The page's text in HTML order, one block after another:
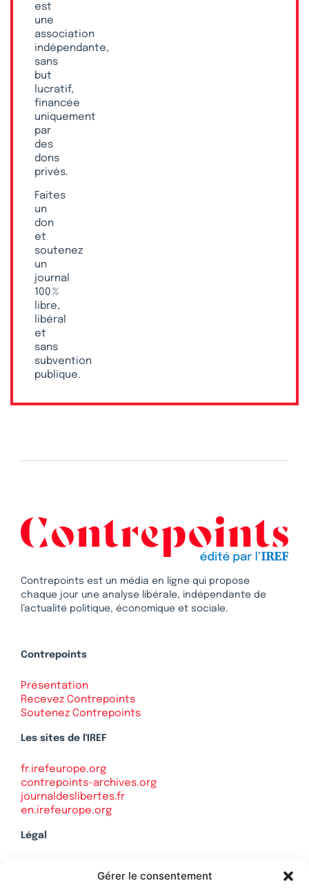
Gérer le consentement
est
une
association
indépendante,
sans
but
lucratif,
financée
uniquement
par
des
dons
privés.
Faites
un
don
et
soutenez
un
journal
100 %
libre,
libéral
et
sans
subvention
publique.
Contrepoints est un média en ligne qui propose
chaque jour une analyse libérale, indépendante de
l’actualité politique, économique et sociale.
Contrepoints
Présentation
Recevez Contrepoints
Soutenez Contrepoints
Les sites de l'IREF
fr.irefeurope.org
contrepoints-archives.org
journaldeslibertes.fr
en.irefeurope.org
Légal
Politique de confidentialité